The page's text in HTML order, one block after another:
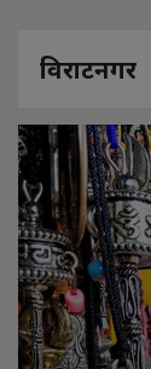
विराटनगर